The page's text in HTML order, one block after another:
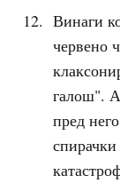
Винаги
червено
галош".
пред